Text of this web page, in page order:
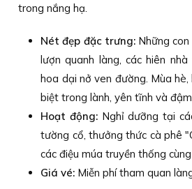
trong nắng hạ.
Nét đẹp đặc trưng:Những con
lượn quanh làng, các hiên
hoa dại nở ven đường. Mùa
biệt trong lành, yên tĩnh và
Hoạt động:Nghỉ dưỡng tại
tường cổ, thưởng thức cà phê
các điệu múa truyền thống
Giá vé: Miễn phí tham quan